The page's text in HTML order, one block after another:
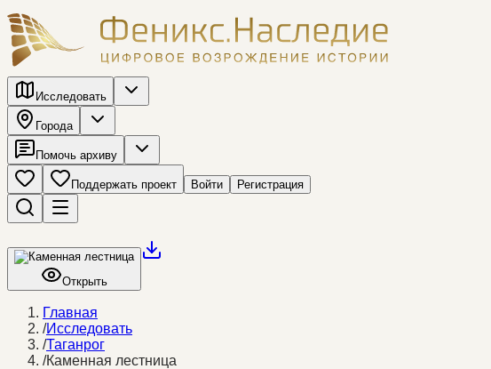
Исследовать
Города
Помочь архиву
Поддержать проект Войти Регистрация
Открыть
Главная
/Исследовать
/Таганрог
/Каменная лестница